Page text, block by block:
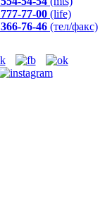
777-77-00 (life)
366-76-46 (тел/факс)